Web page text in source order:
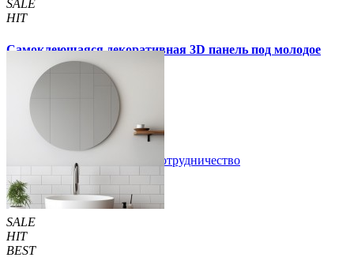
SALE
HIT
Самоклеющаяся декоративная 3D панель под молодое
дерево 700x700x5мм
105 грн /шт
Купить Сотрудничество
SALE
HIT
BEST